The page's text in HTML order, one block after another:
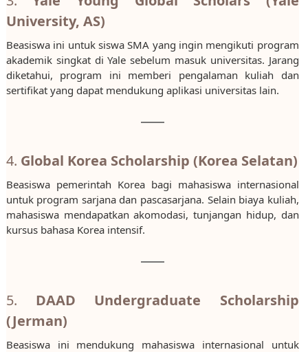
University, AS)
Beasiswa ini untuk siswa SMA yang ingin mengikuti program
akademik singkat di Yale sebelum masuk universitas. Jarang
diketahui, program ini memberi pengalaman kuliah dan
sertifikat yang dapat mendukung aplikasi universitas lain.
4. Global Korea Scholarship (Korea Selatan)
Beasiswa pemerintah Korea bagi mahasiswa internasional
untuk program sarjana dan pascasarjana. Selain biaya kuliah,
mahasiswa mendapatkan akomodasi, tunjangan hidup, dan
kursus bahasa Korea intensif.
5. DAAD Undergraduate Scholarship
(Jerman)
Beasiswa ini mendukung mahasiswa internasional untuk